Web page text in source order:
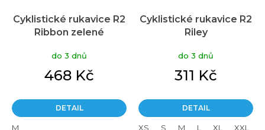
Cyklistické rukavice R2
Ribbon zelené
do 3 dnů
468 Kč
DETAIL
M
Cyklistické rukavice R2
Riley
do 3 dnů
311 Kč
DETAIL
XS S M L XL XXL